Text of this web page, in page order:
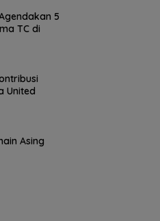
5
TC di
United
Asing